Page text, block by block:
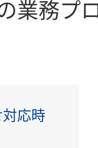
業務プ
応時